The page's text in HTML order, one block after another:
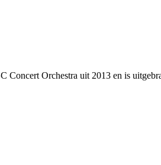
Concert Orchestra uit 2013 en is